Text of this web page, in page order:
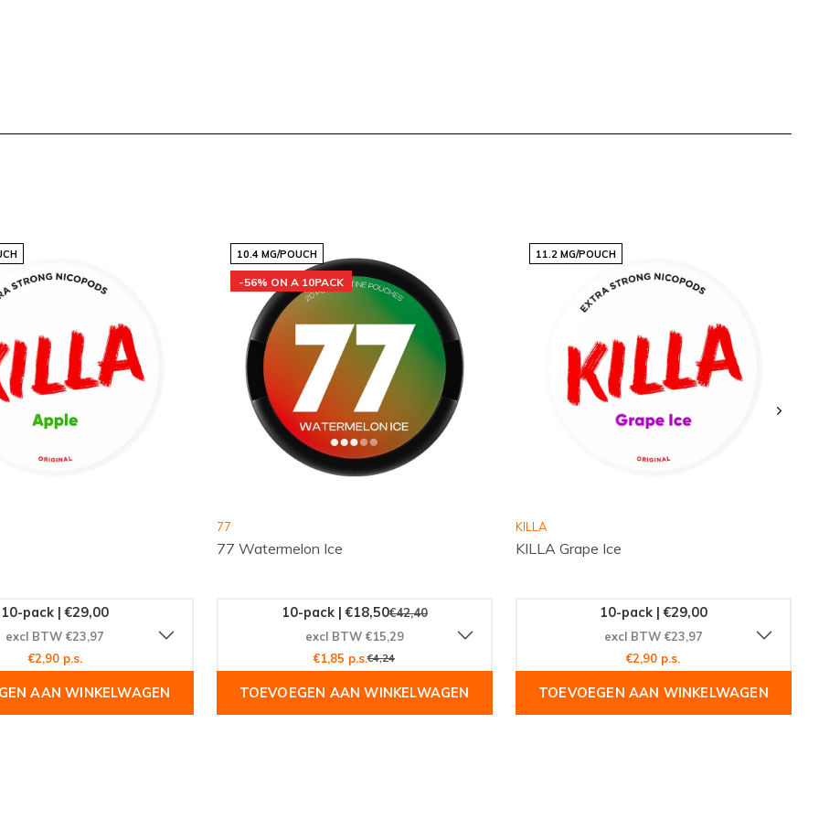
aan je winkelwagen.
dat je er snel bij bent.
die vertrouwen op
en ervaar de ultieme
10-pack | €29,00
excl BTW €23,97
€2,90 p.s.
AAN WINKELWAGEN
10.4 MG/POUCH
-56% ON A 10PACK
77
77 Watermelon Ice
10-pack | €18,50€42,40
excl BTW €15,29
€1,85 p.s.€4,24
TOEVOEGEN AAN WINKELWAGEN
11.2 MG/POUCH
KILLA
KILLA Grape Ice
10-pack | €29,00
excl BTW €23,97
€2,90 p.s.
TOEVOEGEN AAN WINKELWAGEN